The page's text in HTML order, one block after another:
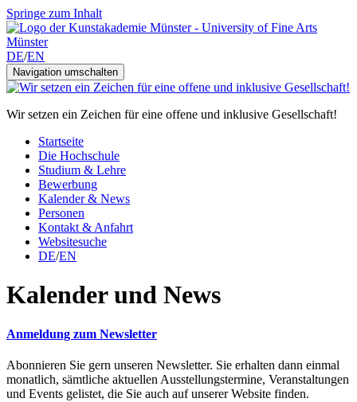
Springe zum Inhalt
DE/EN
Navigation umschalten
Wir setzen ein Zeichen für eine offene und inklusive Gesellschaft!
Startseite
Die Hochschule
Studium & Lehre
Bewerbung
Kalender & News
Personen
Kontakt & Anfahrt
Websitesuche
DE/EN
Kalender und News
Anmeldung zum Newsletter
Abonnieren Sie gern unseren Newsletter. Sie erhalten dann einmal
monatlich, sämtliche aktuellen Ausstellungstermine, Veranstaltungen
und Events gelistet, die Sie auch auf unserer Website finden.